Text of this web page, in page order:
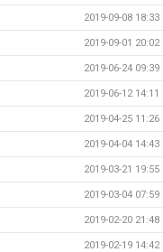
2019-09-08 18:33
2019-09-01 20:02
2019-06-24 09:39
2019-06-12 14:11
2019-04-25 11:26
2019-04-04 14:43
2019-03-21 19:55
2019-03-04 07:59
2019-02-20 21:48
2019-02-19 14:42